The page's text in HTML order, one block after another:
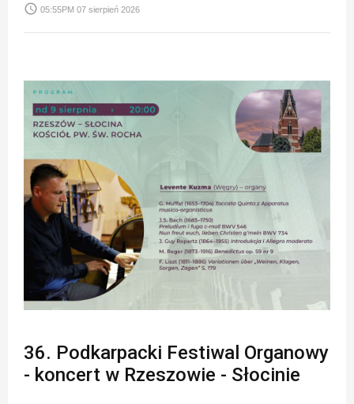
access_time 05:55PM 07 sierpień 2026
36. Podkarpacki Festiwal Organowy
- koncert w Rzeszowie - Słocinie